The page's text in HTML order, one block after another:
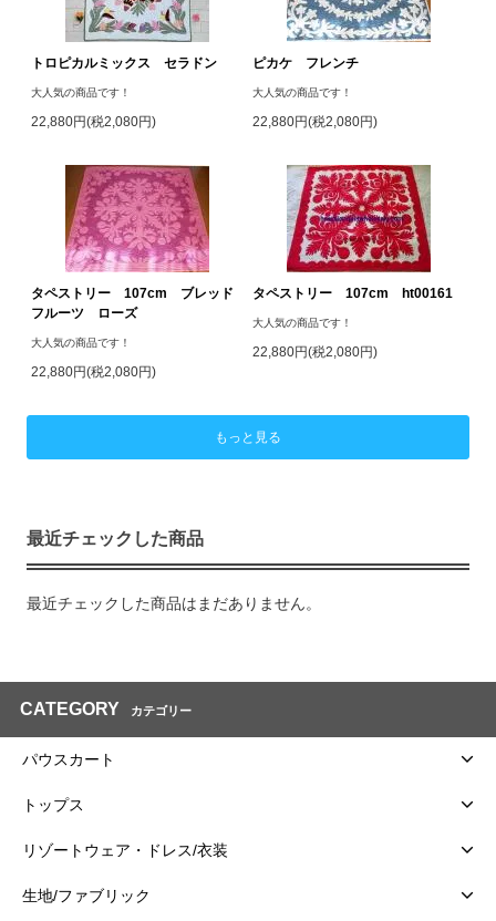
トロピカルミックス セラドン
大人気の商品です！
22,880円(税2,080円)
ピカケ フレンチ
大人気の商品です！
22,880円(税2,080円)
タペストリー 107cm ブレッド
フルーツ ローズ
大人気の商品です！
22,880円(税2,080円)
タペストリー 107cm ht00161
大人気の商品です！
22,880円(税2,080円)
もっと見る
最近チェックした商品
最近チェックした商品はまだありません。
CATEGORY カテゴリー
パウスカート
トップス
リゾートウェア・ドレス/衣装
生地/ファブリック